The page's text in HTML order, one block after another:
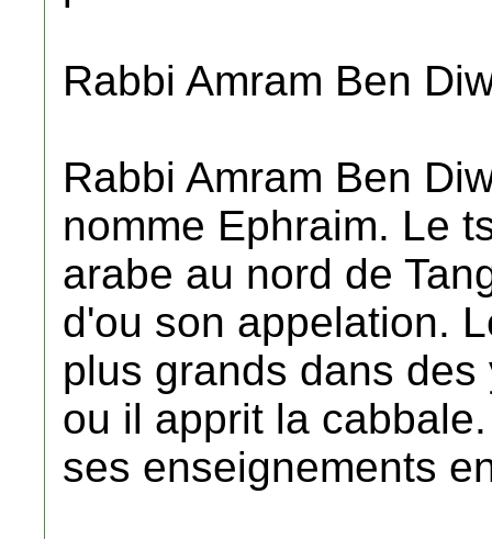
Rabbi Amram Ben
Rabbi Amram Ben
nomme Ephraim. Le
arabe au nord de
d'ou son appelation.
plus grands dans
ou il apprit la
ses enseignements